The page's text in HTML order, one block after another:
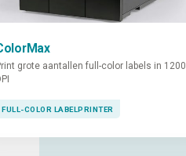
grote aantallen full-color labels in 1200
FULL-COLOR LABELPRINTER